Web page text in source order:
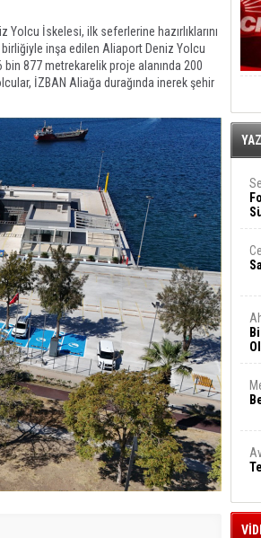
İskelesi, ilk seferlerine hazırlıklarını
inşa edilen Aliaport Deniz Yolcu
877 metrekarelik proje alanında 200
İZBAN Aliağa durağında inerek şehir